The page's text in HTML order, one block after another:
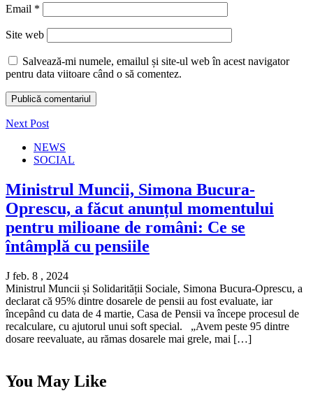
Email *
Site web
Salvează-mi numele, emailul și site-ul web în acest navigator
pentru data viitoare când o să comentez.
Next Post
NEWS
SOCIAL
Ministrul Muncii, Simona Bucura-
Oprescu, a făcut anunțul momentului
pentru milioane de români: Ce se
întâmplă cu pensiile
J feb. 8 , 2024
Ministrul Muncii și Solidarității Sociale, Simona Bucura-Oprescu, a
declarat că 95% dintre dosarele de pensii au fost evaluate, iar
începând cu data de 4 martie, Casa de Pensii va începe procesul de
recalculare, cu ajutorul unui soft special. „Avem peste 95 dintre
dosare reevaluate, au rămas dosarele mai grele, mai […]
You May Like